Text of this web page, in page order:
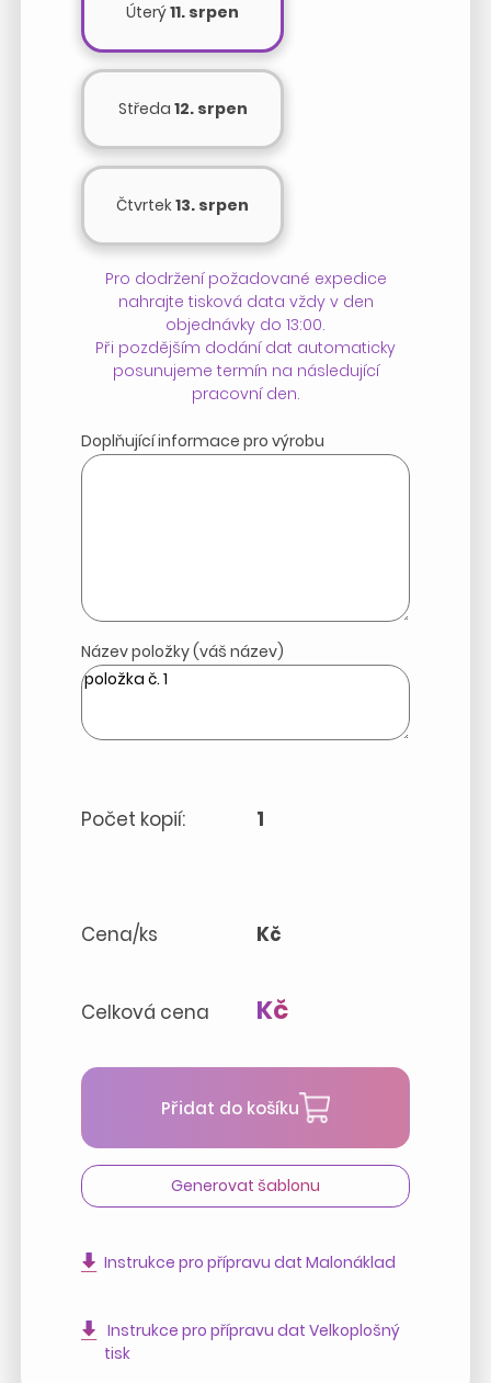
Úterý11. srpen
Středa 12. srpen
Čtvrtek13. srpen
Pro dodržení požadované expedice
nahrajte tisková data vždy v den
objednávky do 13:00.
Při pozdějším dodání dat automaticky
posunujeme termín na následující
pracovní den.
Název položky (váš název)
Počet kopií: 1
Cena/ks Kč
Celková cena Kč
Doplňující informace pro výrobu
Přidat do košíku
Generovat šablonu
Instrukce pro přípravu dat Malonáklad
Instrukce pro přípravu dat Velkoplošný
tisk